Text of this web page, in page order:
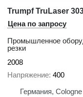
Trumpf TruLaser
Цена по запросу
Промышленное
резки
2008
Напряжение 400
Германия, Cologne